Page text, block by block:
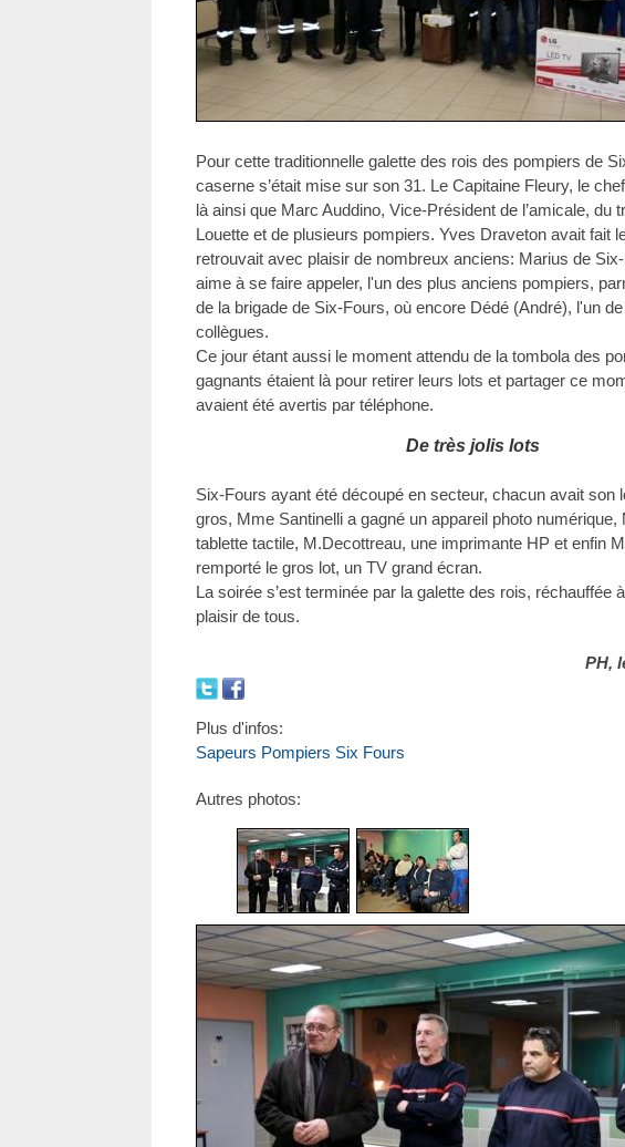
Pour cette traditionnelle galette des rois des pompiers de
caserne s’était mise sur son 31. Le Capitaine Fleury, le
là ainsi que Marc Auddino, Vice-Président de l’amicale, du
Louette et de plusieurs pompiers. Yves Draveton avait fait
retrouvait avec plaisir de nombreux anciens: Marius de
aime à se faire appeler, l'un des plus anciens pompiers,
de la brigade de Six-Fours, où encore Dédé (André), l'un
collègues.
Ce jour étant aussi le moment attendu de la tombola des
gagnants étaient là pour retirer leurs lots et partager ce
avaient été avertis par téléphone.
De très jolis lots
Six-Fours ayant été découpé en secteur, chacun avait son
gros, Mme Santinelli a gagné un appareil photo numérique,
tablette tactile, M.Decottreau, une imprimante HP et enfin
remporté le gros lot, un TV grand écran.
La soirée s’est terminée par la galette des rois, réchauffée
plaisir de tous.
PH,
Plus d'infos:
Sapeurs Pompiers Six Fours
Autres photos: